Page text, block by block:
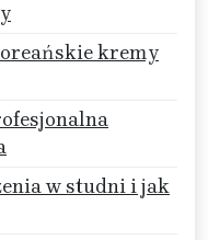
kremy
w studni i jak